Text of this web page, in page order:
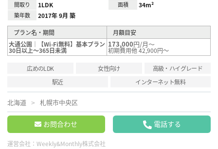
間取り 1LDK 面積 34m²
築年数 2017年 9月 築
プラン名・期間
月額目安
大通公園｜【Wi-Fi無料】基本プラン
30日以上～365日未満
173,000円/月～
初期費用他 42,900円～
広めのLDK 女性向け
高級・ハイグレード
駅近
インターネット無料
北海道 札幌市中央区
お問合わせ 電話する
運営会社： Weekly&Monthly株式会社